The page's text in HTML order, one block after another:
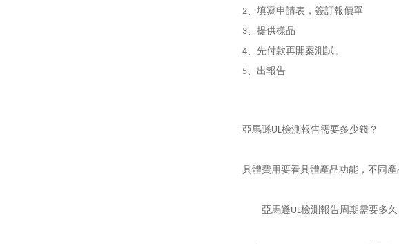
2、填寫申請表，簽訂報價單
3、提供樣品
4、先付款再開案測試。
5、出報告
亞馬遜UL檢測報告需要多少錢？
具體費用要看具體產品功能，不同
亞馬遜UL檢測報告周期需要多久